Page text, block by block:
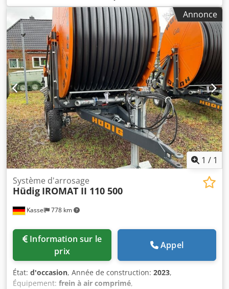
Annonce
1 / 1
Kassel 778 km
Système d'arrosage
Hüdig IROMAT II 110 500
prix
Appel
État: d'occasion, Année de construction: 2023,
Équipement: frein à air comprimé,